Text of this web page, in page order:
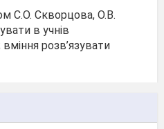
С.О. Скворцова, О.В.
в учнів
розв’язувати